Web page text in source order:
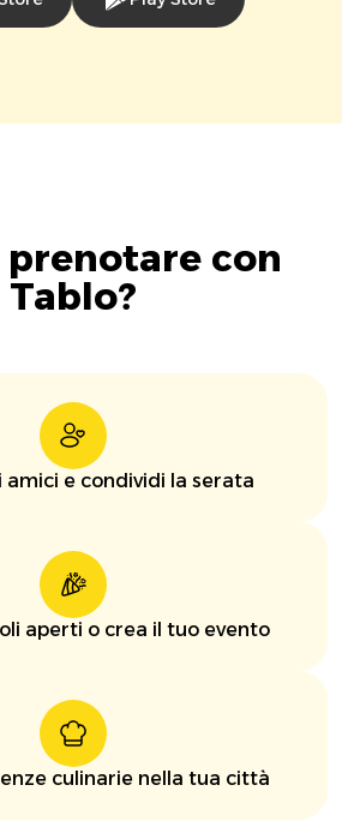
prenotare con
Tablo?
amici e condividi la serata
aperti o crea il tuo evento
culinarie nella tua città